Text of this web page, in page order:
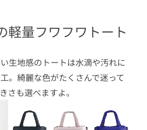
軽量フワフワトート
生地感のトートは水滴や汚れに
。綺麗な色がたくさんで迷って
さも選べますよ。